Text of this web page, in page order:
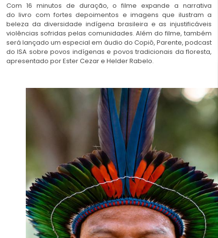
Com 16 minutos de duração, o filme expande a narrativa
do livro com fortes depoimentos e imagens que ilustram a
beleza da diversidade indígena brasileira e as injustificáveis
violências sofridas pelas comunidades. Além do filme, também
será lançado um especial em áudio do Copiô, Parente, podcast
do ISA sobre povos indígenas e povos tradicionais da floresta,
apresentado por Ester Cezar e Helder Rabelo.